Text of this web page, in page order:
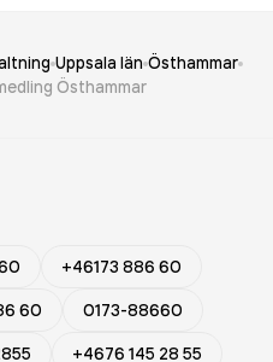
Uppsala län Östhammar
Östhammar
+46173 886 60
60
0173-88660
+4676 145 28 55